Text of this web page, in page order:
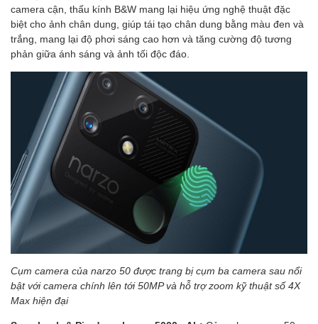
camera cận, thấu kính B&W mang lại hiệu ứng nghệ thuật đặc
biệt cho ảnh chân dung, giúp tái tạo chân dung bằng màu đen và
trắng, mang lại độ phơi sáng cao hơn và tăng cường độ tương
phản giữa ánh sáng và ảnh tối độc đáo.
Cụm camera của narzo 50 được trang bị cụm ba camera sau nổi
bật với camera chính lên tới 50MP và hỗ trợ zoom kỹ thuật số 4X
Max hiện đại